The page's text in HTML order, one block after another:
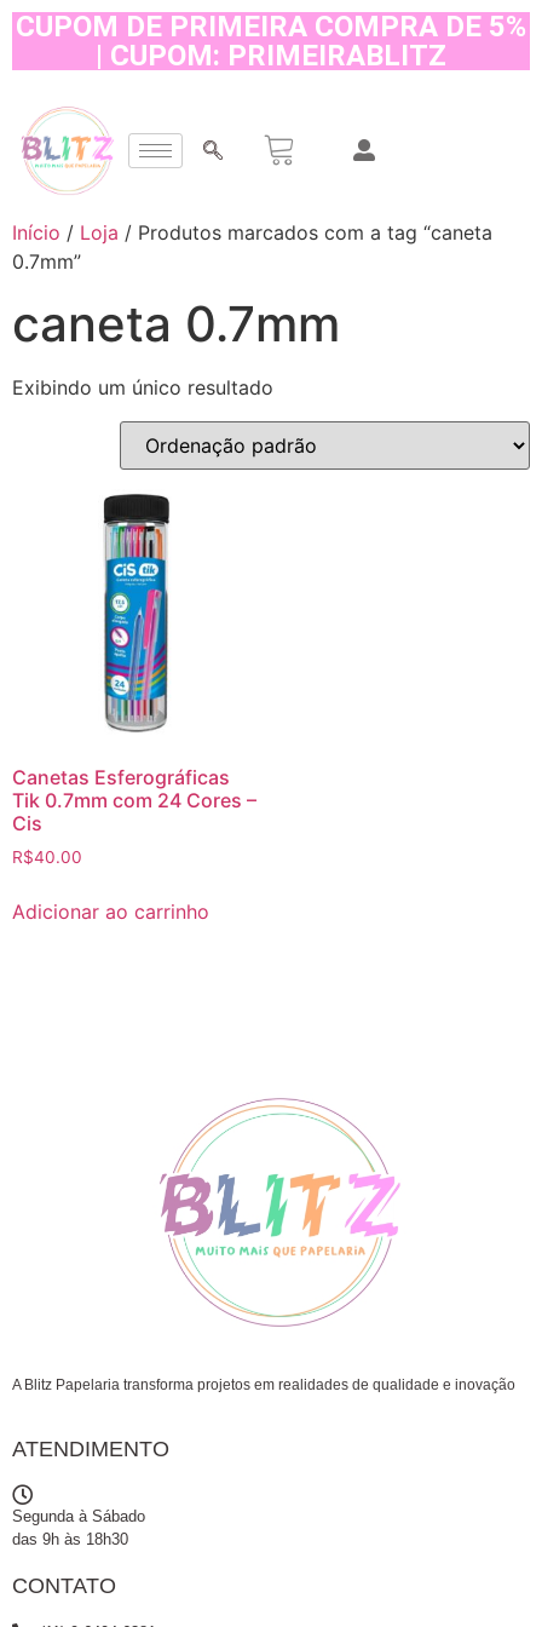
CUPOM DE PRIMEIRA COMPRA DE 5%
| CUPOM: PRIMEIRABLITZ
Início / Loja / Produtos marcados com a tag “caneta
0.7mm”
caneta 0.7mm
Exibindo um único resultado
Canetas Esferográficas
Tik 0.7mm com 24 Cores –
Cis
R$40.00
Adicionar ao carrinho
A Blitz Papelaria transforma projetos em realidades de qualidade e inovação
ATENDIMENTO
Segunda à Sábado
das 9h às 18h30
CONTATO